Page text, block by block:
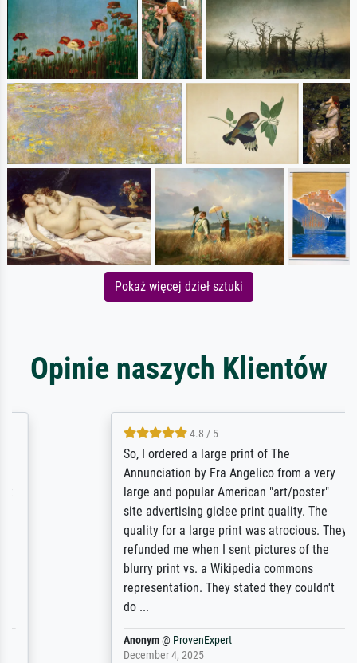
Pokaż więcej dzieł sztuki
Opinie naszych Klientów
4.8 / 5
So, I ordered a large print of The
Annunciation by Fra Angelico from a very
large and popular American "art/poster"
site advertising giclee print quality. The
quality for a large print was atrocious. They
refunded me when I sent pictures of the
blurry print vs. a Wikipedia commons
representation. They stated they couldn't
ProvenExpert
December 4, 2025